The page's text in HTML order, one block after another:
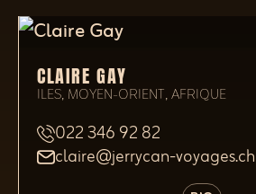
CLAIRE GAY
ILES, MOYEN-ORIENT, AFRIQUE
022 346 92 82
claire@jerrycan-voyages.ch